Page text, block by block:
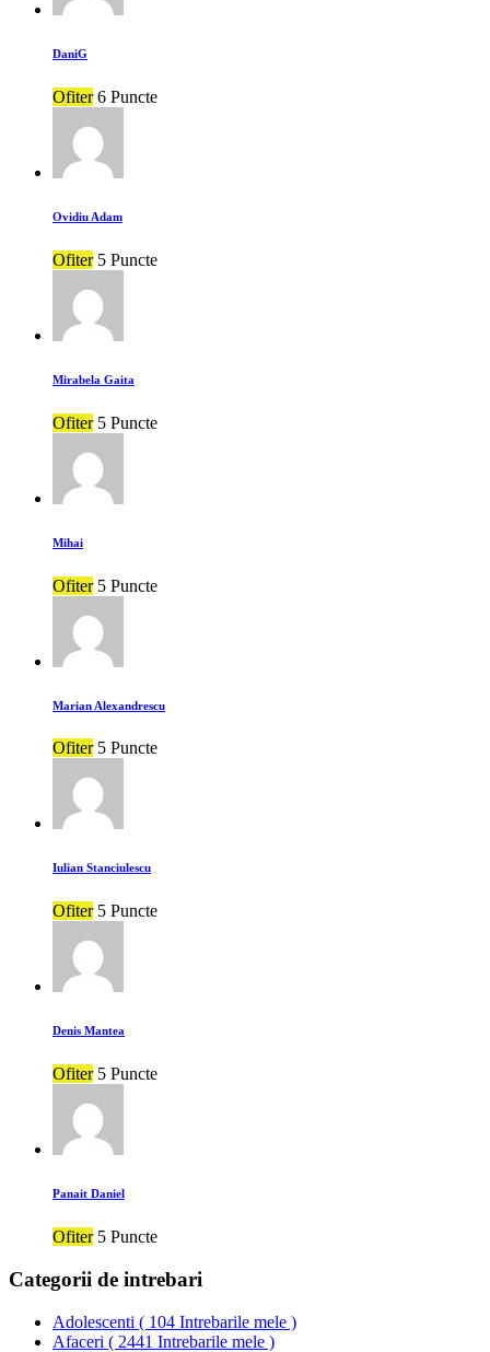
DaniG
Ofiter 6 Puncte
Ovidiu Adam
Ofiter 5 Puncte
Mirabela Gaita
Ofiter 5 Puncte
Mihai
Ofiter 5 Puncte
Marian Alexandrescu
Ofiter 5 Puncte
Iulian Stanciulescu
Ofiter 5 Puncte
Denis Mantea
Ofiter 5 Puncte
Panait Daniel
Ofiter 5 Puncte
Categorii de intrebari
Adolescenti ( 104 Intrebarile mele )
Afaceri ( 2441 Intrebarile mele )